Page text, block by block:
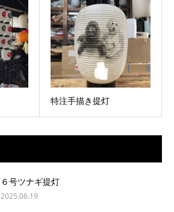
特注手描き提灯
６号ツナギ提灯
2025.06.19